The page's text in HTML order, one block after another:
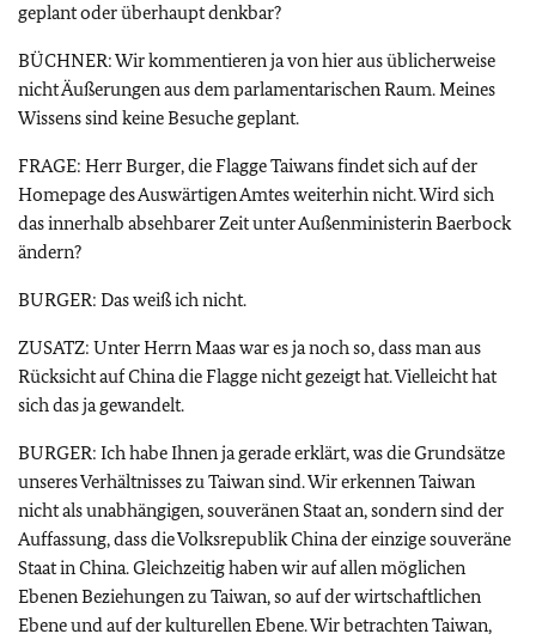
geplant oder überhaupt denkbar?
BÜCHNER: Wir kommentieren ja von hier aus üblicherweise
nicht Äußerungen aus dem parlamentarischen Raum. Meines
Wissens sind keine Besuche geplant.
FRAGE: Herr Burger, die Flagge Taiwans findet sich auf der
Homepage des Auswärtigen Amtes weiterhin nicht. Wird sich
das innerhalb absehbarer Zeit unter Außenministerin Baerbock
ändern?
BURGER: Das weiß ich nicht.
ZUSATZ: Unter Herrn Maas war es ja noch so, dass man aus
Rücksicht auf China die Flagge nicht gezeigt hat. Vielleicht hat
sich das ja gewandelt.
BURGER: Ich habe Ihnen ja gerade erklärt, was die Grundsätze
unseres Verhältnisses zu Taiwan sind. Wir erkennen Taiwan
nicht als unabhängigen, souveränen Staat an, sondern sind der
Auffassung, dass die Volksrepublik China der einzige souveräne
Staat in China. Gleichzeitig haben wir auf allen möglichen
Ebenen Beziehungen zu Taiwan, so auf der wirtschaftlichen
Ebene und auf der kulturellen Ebene. Wir betrachten Taiwan,